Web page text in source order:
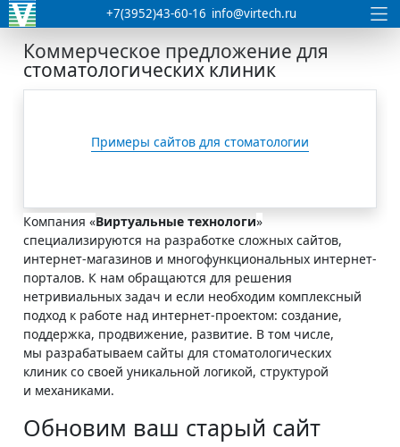
+7(3952)43-60-16 info@virtech.ru
Коммерческое предложение для
стоматологических клиник
Примеры сайтов для стоматологии
Компания «Виртуальные технологи»
специализируются на разработке сложных сайтов,
интернет-магазинов и многофункциональных интернет-
порталов. К нам обращаются для решения
нетривиальных задач и если необходим комплексный
подход к работе над интернет-проектом: создание,
поддержка, продвижение, развитие. В том числе,
мы разрабатываем сайты для стоматологических
клиник со своей уникальной логикой, структурой
и механиками.
Обновим ваш старый сайт